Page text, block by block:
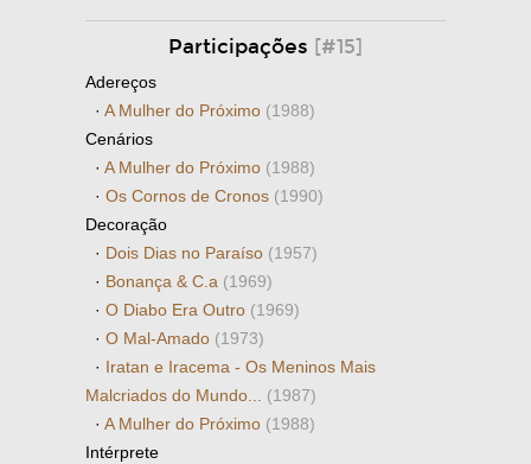
Participações [#15]
Adereços
· A Mulher do Próximo (1988)
Cenários
· A Mulher do Próximo (1988)
· Os Cornos de Cronos (1990)
Decoração
· Dois Dias no Paraíso (1957)
· Bonança & C.a (1969)
· O Diabo Era Outro (1969)
· O Mal-Amado (1973)
· Iratan e Iracema - Os Meninos Mais
Malcriados do Mundo... (1987)
· A Mulher do Próximo (1988)
Intérprete